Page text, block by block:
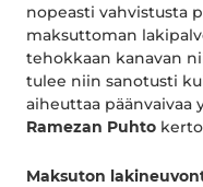
nopeasti vahvistusta
maksuttoman
tehokkaan kanavan
tulee niin sanotusti
aiheuttaa päänvaivaa
Ramezan Puhto
Maksuton